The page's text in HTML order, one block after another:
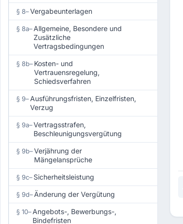
§ 8–Vergabeunterlagen
§ 8a–Allgemeine, Besondere und
Zusätzliche
Vertragsbedingungen
§ 8b–Kosten- und
Vertrauensregelung,
Schiedsverfahren
§ 9–Ausführungsfristen, Einzelfristen,
Verzug
§ 9a–Vertragsstrafen,
Beschleunigungsvergütung
§ 9b–Verjährung der
Mängelansprüche
§ 9c–Sicherheitsleistung
§ 9d–Änderung der Vergütung
§ 10–Angebots-, Bewerbungs-,
Bindefristen